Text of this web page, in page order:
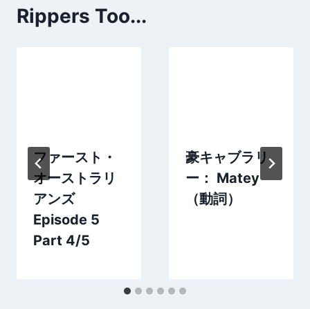
Rippers Too...
ファースト・
オーストラリ
アンズ
Episode 5
Part 4/5
豪キャブラリ
ー： Matey
（動詞）